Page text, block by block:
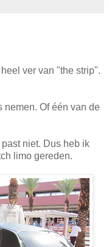
ver van "the strip".
nemen. Of één van de
niet. Dus heb ik
limo gereden.